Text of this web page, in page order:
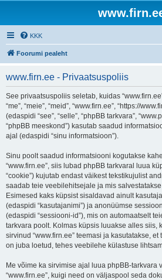
KKK
Foorumi pealeht
www.firn.ee - Privaatsuspoliis
See privaatsuspoliis seletab, kuidas
“me”, “meie”, “meid”, “www.firn.ee”, “https://
(edaspidi “see”, “selle”, “phpBB tarkvara”,
“phpBB meeskond”) kasutab saadud
ajal (edaspidi “sinu informatsioon”).
Sinu poolt saadud informatsiooni kogutakse
“www.firn.ee”, siis lubad phpBB tarkvaral luua
“cookie”) kujutab endast väikest tekstikujulist
saadab teie veebilehitsejale ja mis
Esimesed kaks küpsist sisaldavad ainult
(edaspidi “kasutajanimi”) ja anonüümse
(edaspidi “sessiooni-id”), mis on automaatselt
tarkvara poolt. Kolmas küpsis luuakse alles siis,
sirvinud “www.firn.ee” teemasi ja kasutatakse,
on juba loetud, tehes veebilehe külastuse
Me võime ka sirvimise ajal luua phpBB-tarkvara
“www.firn.ee”, kuigi need on väljaspool seda